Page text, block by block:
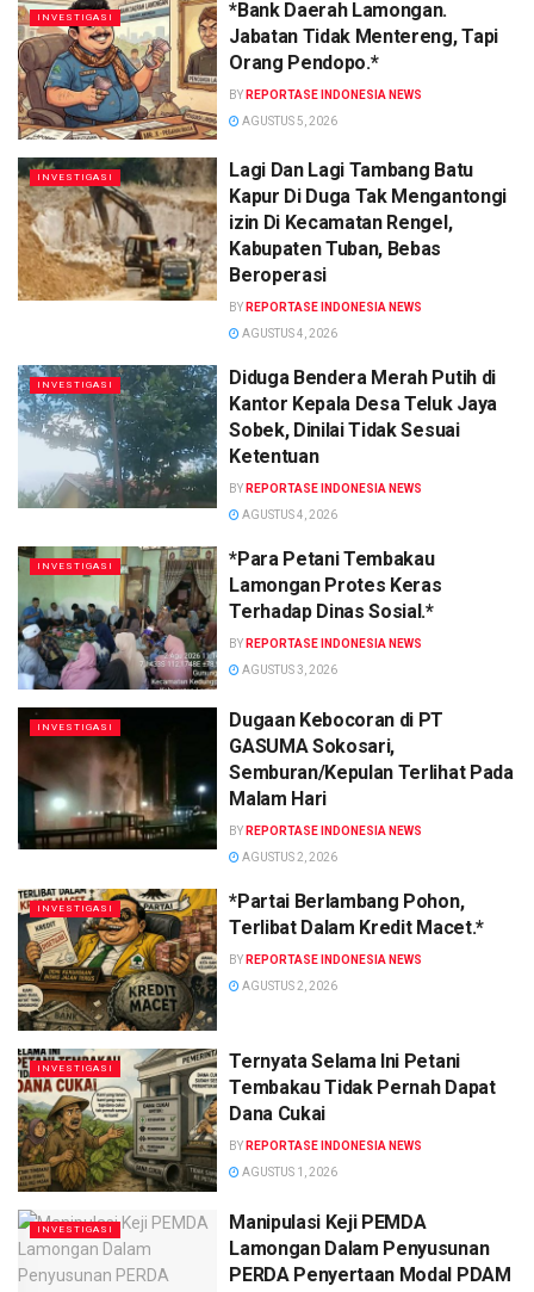
INVESTIGASI
*Bank Daerah Lamongan.
Jabatan Tidak Mentereng, Tapi
Orang Pendopo.*
BY REPORTASE INDONESIA NEWS
AGUSTUS 5, 2026
INVESTIGASI
Lagi Dan Lagi Tambang Batu
Kapur Di Duga Tak Mengantongi
izin Di Kecamatan Rengel,
Kabupaten Tuban, Bebas
Beroperasi
BY REPORTASE INDONESIA NEWS
AGUSTUS 4, 2026
INVESTIGASI
Diduga Bendera Merah Putih di
Kantor Kepala Desa Teluk Jaya
Sobek, Dinilai Tidak Sesuai
Ketentuan
BY REPORTASE INDONESIA NEWS
AGUSTUS 4, 2026
INVESTIGASI
*Para Petani Tembakau
Lamongan Protes Keras
Terhadap Dinas Sosial.*
BY REPORTASE INDONESIA NEWS
AGUSTUS 3, 2026
INVESTIGASI
Dugaan Kebocoran di PT
GASUMA Sokosari,
Semburan/Kepulan Terlihat Pada
Malam Hari
BY REPORTASE INDONESIA NEWS
AGUSTUS 2, 2026
INVESTIGASI
*Partai Berlambang Pohon,
Terlibat Dalam Kredit Macet.*
BY REPORTASE INDONESIA NEWS
AGUSTUS 2, 2026
INVESTIGASI
Ternyata Selama Ini Petani
Tembakau Tidak Pernah Dapat
Dana Cukai
BY REPORTASE INDONESIA NEWS
AGUSTUS 1, 2026
INVESTIGASI
Manipulasi Keji PEMDA
Lamongan Dalam Penyusunan
PERDA Penyertaan Modal PDAM